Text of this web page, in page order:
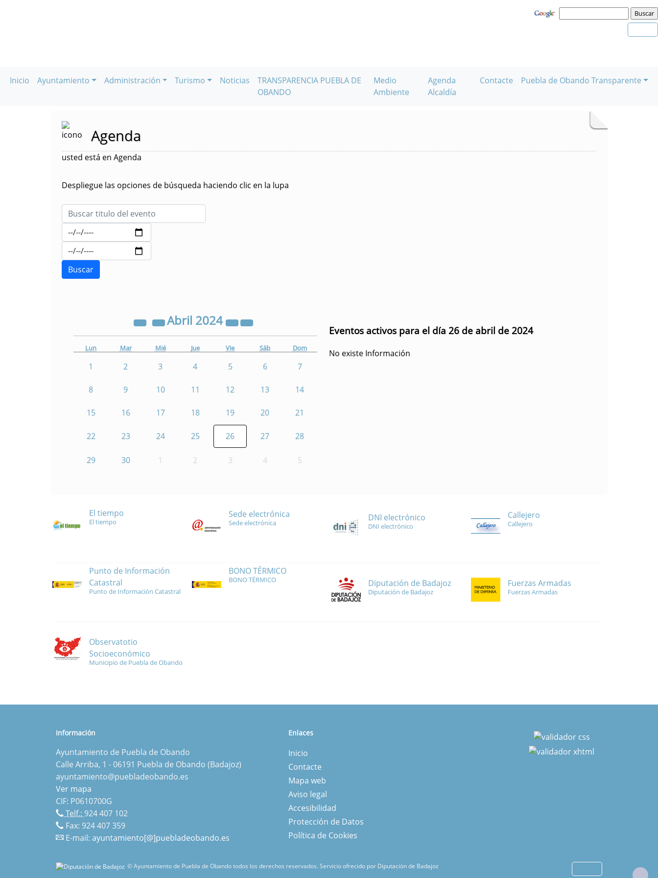
Inicio Ayuntamiento Administración Turismo Noticias
TRANSPARENCIA PUEBLA DE
OBANDO
Medio
Ambiente
Agenda
Alcaldía
Contacte Puebla de Obando Transparente
Agenda
usted está en Agenda
Despliegue las opciones de búsqueda haciendo clic en la lupa
Abril 2024
Lun Mar Mié Jue Vie Sáb Dom
1 2 3 4 5 6 7
8 9 10 11 12 13 14
15 16 17 18 19 20 21
22 23 24 25 26 27 28
29 30 1 2 3 4 5
Eventos activos para el día 26 de abril de 2024
No existe Información
El tiempo
El tiempo
Sede electrónica
Sede electrónica DNI electrónico
DNI electrónico
Callejero
Callejero
Punto de Información
Catastral
Punto de Información Catastral
BONO TÉRMICO
BONO TÉRMICO Diputación de Badajoz
Diputación de Badajoz
Fuerzas Armadas
Fuerzas Armadas
Observatotio
Socioeconómico
Municipio de Puebla de Obando
Información
Ayuntamiento de Puebla de Obando
Calle Arriba, 1 - 06191 Puebla de Obando (Badajoz)
ayuntamiento@puebladeobando.es
Ver mapa
CIF: P0610700G
Telf.:924 407 102
Fax: 924 407 359
E-mail: ayuntamiento[@]puebladeobando.es
Enlaces
Inicio
Contacte
Mapa web
Aviso legal
Accesibilidad
Protección de Datos
Política de Cookies
© Ayuntamiento de Puebla de Obando todos los derechos reservados.Servicio ofrecido por Diputación de Badajoz